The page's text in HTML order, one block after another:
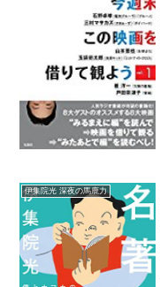
伊集院光 深夜の馬鹿力